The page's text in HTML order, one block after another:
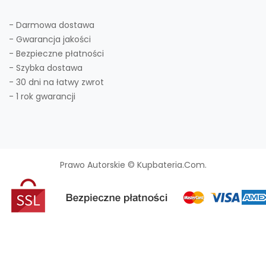
- Darmowa dostawa
- Gwarancja jakości
- Bezpieczne płatności
- Szybka dostawa
- 30 dni na łatwy zwrot
- 1 rok gwarancji
Prawo Autorskie © Kupbateria.com.